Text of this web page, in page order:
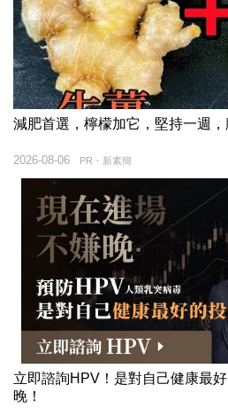
減肥首選，檸檬加它，堅持一週
PR・新素簡
2026-08-06
立即諮詢HPV！是對自己健康最
晚！